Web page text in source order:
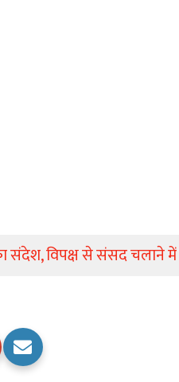
संदेश, विपक्ष से संसद चलाने